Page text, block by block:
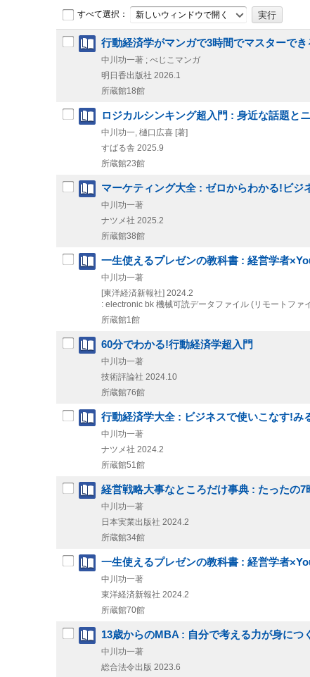
すべて選択： 新しいウィンドウで開く
行動経済学がマンガで3時間でマスターで
中川功一著 ; べじこマンガ
明日香出版社 2026.1
所蔵館18館
ロジカルシンキング超入門 : 身近な話題と
中川功一, 樋口広喜 [著]
すばる舎 2025.9
所蔵館23館
マーケティング大全 : ゼロからわかる!ビジ
中川功一著
ナツメ社 2025.2
所蔵館38館
一生使えるプレゼンの教科書 : 経営学者
中川功一著
[東洋経済新報社] 2024.2
: electronic bk 機械可読データファイル (リモートファ
所蔵館1館
60分でわかる!行動経済学超入門
中川功一著
技術評論社 2024.10
所蔵館76館
行動経済学大全 : ビジネスで使いこなす!み
中川功一著
ナツメ社 2024.2
所蔵館51館
経営戦略大事なところだけ事典 : たったの7
中川功一著
日本実業出版社 2024.2
所蔵館34館
一生使えるプレゼンの教科書 : 経営学者
中川功一著
東洋経済新報社 2024.2
所蔵館70館
13歳からのMBA : 自分で考える力が身につ
中川功一著
総合法令出版 2023.6